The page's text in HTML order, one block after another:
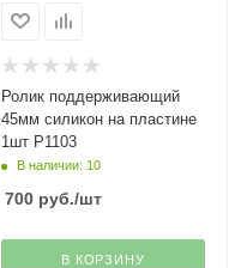
Ролик поддерживающий
45мм силикон на пластине
1шт Р1103
В наличии: 10
700руб./шт
В КОРЗИНУ